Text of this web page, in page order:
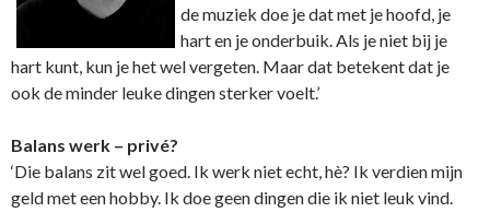
de muziek doe je dat met je hoofd, je
hart en je onderbuik. Als je niet bij je
hart kunt, kun je het wel vergeten. Maar dat betekent dat je
ook de minder leuke dingen sterker voelt.’
Balans werk – privé?
‘Die balans zit wel goed. Ik werk niet echt, hè? Ik verdien mijn
geld met een hobby. Ik doe geen dingen die ik niet leuk vind.